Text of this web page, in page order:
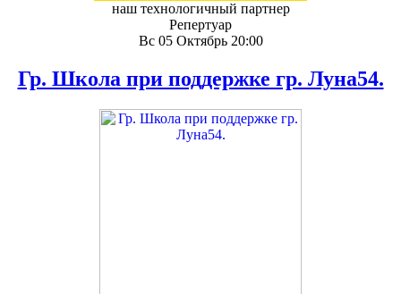
наш технологичный партнер
Репертуар
Вс 05 Октябрь 20:00
Гр. Школа при поддержке гр. Луна54.